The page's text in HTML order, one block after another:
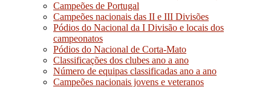
Campeões de Portugal
Campeões nacionais das II e III Divisões
Pódios do Nacional da I Divisão e locais dos
campeonatos
Pódios do Nacional de Corta-Mato
Classificações dos clubes ano a ano
Número de equipas classificadas ano a ano
Campeões nacionais jovens e veteranos